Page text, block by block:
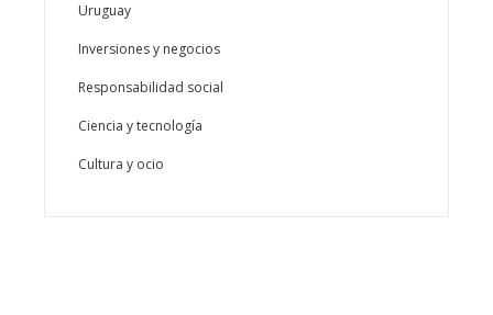
Uruguay
Inversiones y negocios
Responsabilidad social
Ciencia y tecnología
Cultura y ocio